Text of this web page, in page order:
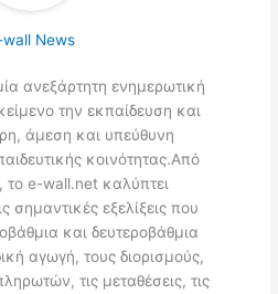
wall News
ανεξάρτητη ενημερωτική
την εκπαίδευση και
άμεση και υπεύθυνη
κοινότητας.Από
το e-wall.net καλύπτει
σημαντικές εξελίξεις που
και δευτεροβάθμια
αγωγή, τους διορισμούς,
τις μεταθέσεις, τις